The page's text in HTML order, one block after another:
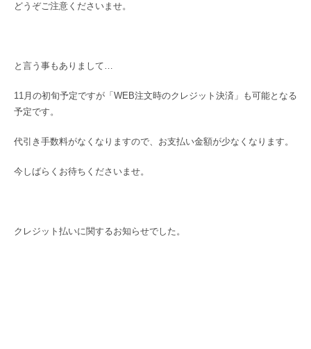
どうぞご注意くださいませ。
と言う事もありまして…
11月の初旬予定ですが「WEB注文時のクレジット決済」も可能となる
予定です。
代引き手数料がなくなりますので、お支払い金額が少なくなります。
今しばらくお待ちくださいませ。
クレジット払いに関するお知らせでした。